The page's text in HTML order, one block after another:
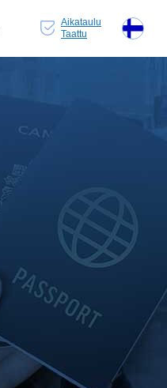
Aikataulu
Taattu